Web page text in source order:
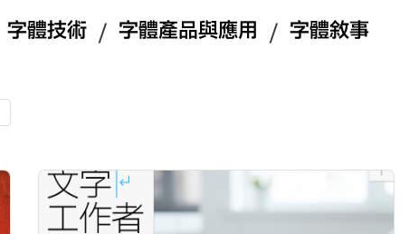
字體技術 / 字體產品與應用 / 字體敘事